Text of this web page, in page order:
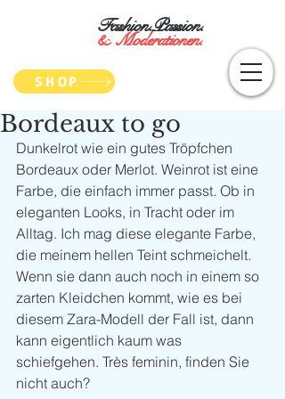
Fashion.Passion.
&Moderationen.
SHOP
Bordeaux to go
Dunkelrot wie ein gutes Tröpfchen
Bordeaux oder Merlot. Weinrot ist eine
Farbe, die einfach immer passt. Ob in
eleganten Looks, in Tracht oder im
Alltag. Ich mag diese elegante Farbe,
die meinem hellen Teint schmeichelt.
Wenn sie dann auch noch in einem so
zarten Kleidchen kommt, wie es bei
diesem Zara-Modell der Fall ist, dann
kann eigentlich kaum was
schiefgehen. Très feminin, finden Sie
nicht auch?